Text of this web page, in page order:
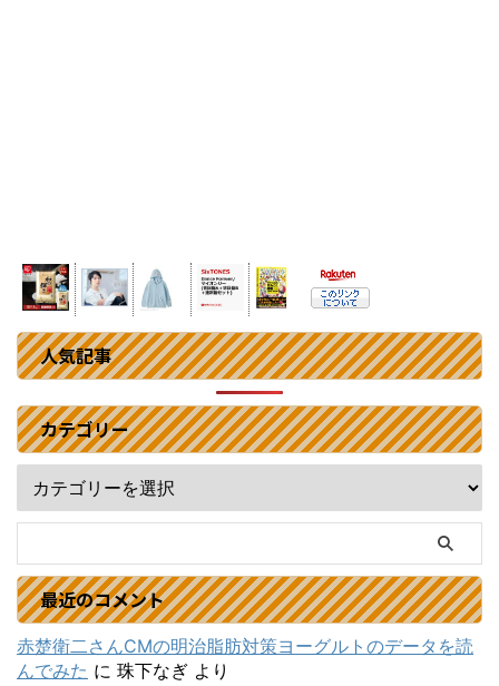
人気記事
カテゴリー
最近のコメント
赤楚衛二さんCMの明治脂肪対策ヨーグルトのデータを読
んでみた に 珠下なぎ より